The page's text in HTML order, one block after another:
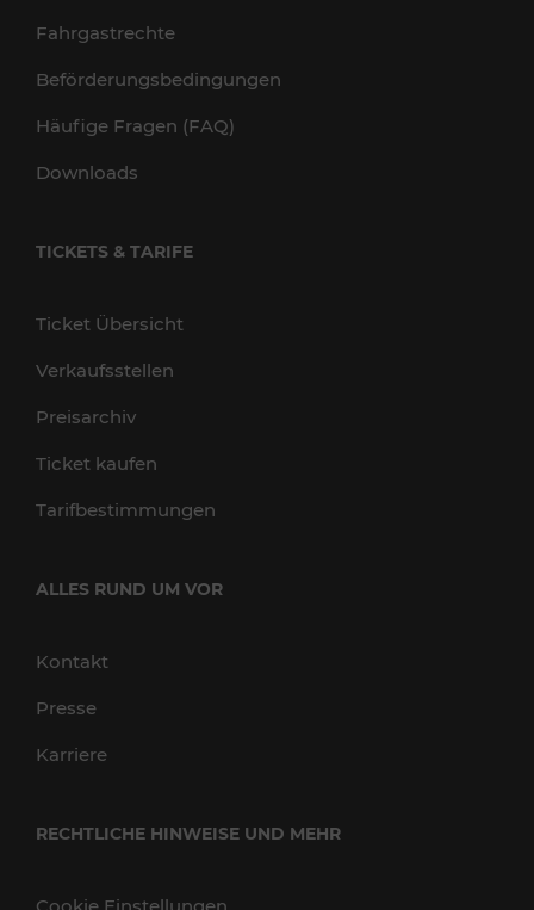
Fahrgastrechte
Beförderungsbedingungen
Häufige Fragen (FAQ)
Downloads
TICKETS & TARIFE
Ticket Übersicht
Verkaufsstellen
Preisarchiv
Ticket kaufen
Tarifbestimmungen
ALLES RUND UM VOR
Kontakt
Presse
Karriere
RECHTLICHE HINWEISE UND MEHR